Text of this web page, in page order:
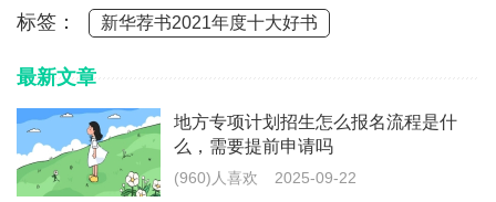
标签： 新华荐书2021年度十大好书
最新文章
地方专项计划招生怎么报名流程是什
么，需要提前申请吗
(960)人喜欢 2025-09-22